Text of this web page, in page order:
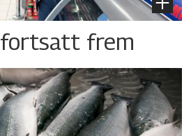
fortsatt frem